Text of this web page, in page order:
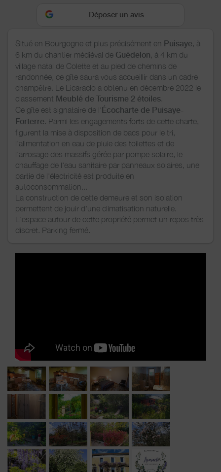
Déposer un avis
Situé en Bourgogne et plus précisément en Puisaye, à
6 km du chantier médiéval de Guédelon, à 4 km du
village natal de Colette et au pied de chemins de
randonnée, ce gîte saura vous accueillir dans un cadre
champêtre. Le Licaraclo a obtenu en décembre 2022 le
classement Meublé de Tourisme 2 étoiles.
Ce gîte est signataire de l'Écocharte de Puisaye-
Forterre. Parmi les engagements forts de cette charte,
figurent la mise à disposition de bacs pour le tri,
l'alimentation en eau de pluie des toilettes et de
l'arrosage des massifs gérée par pompe solaire, le
chauffage de l'eau sanitaire par panneaux solaires, une
partie de l'électricité est produite en
autoconsommation...
La construction de cette demeure et son isolation
permettent de jouir d'une climatisation naturelle.
L'espace autour de cette propriété permet un repos très
discret. Parking fermé.